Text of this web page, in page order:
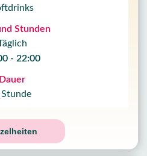
Stunden
- 22:00
Dauer
Stunde